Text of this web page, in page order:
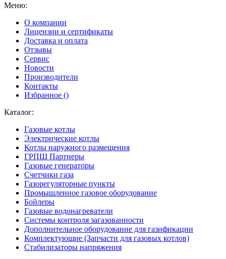
Меню:
О компании
Лицензии и сертификаты
Доставка и оплата
Отзывы
Сервис
Новости
Производители
Контакты
Избранное ()
Каталог:
Газовые котлы
Электрические котлы
Котлы наружного размещения
ГРПШ Партнеры
Газовые генераторы
Счетчики газа
Газорегуляторные пункты
Промышленное газовое оборудование
Бойлеры
Газовые водонагреватели
Системы контроля загазованности
Дополнительное оборудование для газификации
Комплектующие (Запчасти для газовых котлов)
Стабилизаторы напряжения